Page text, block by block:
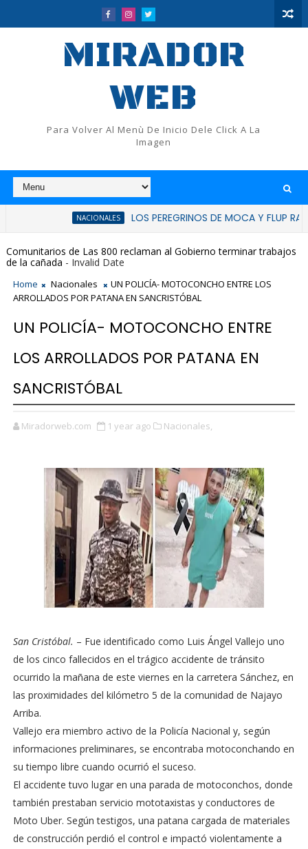
MIRADOR
WEB
Para Volver Al Menù De Inicio Dele Click A La
Imagen
LOS PEREGRINOS DE MOCA Y FLUP RATIFICAN
Comunitarios de Las 800 reclaman al Gobierno terminar trabajos
de la cañada - Invalid Date
Home Nacionales
UN POLICÍA- MOTOCONCHO ENTRE LOS
ARROLLADOS POR PATANA EN SANCRISTÓBAL
UN POLICÍA- MOTOCONCHO ENTRE
LOS ARROLLADOS POR PATANA EN
SANCRISTÓBAL
Miradorweb.com 1 year ago Nacionales,
San Cristóbal. – Fue identificado como Luis Ángel Vallejo uno
de los cinco fallecidos en el trágico accidente de tránsito
ocurrido la mañana de este viernes en la carretera Sánchez, en
las proximidades del kilómetro 5 de la comunidad de Najayo
Arriba.
Vallejo era miembro activo de la Policía Nacional y, según
informaciones preliminares, se encontraba motoconchando en
su tiempo libre cuando ocurrió el suceso.
El accidente tuvo lugar en una parada de motoconchos, donde
también prestaban servicio mototaxistas y conductores de
Moto Uber. Según testigos, una patana cargada de materiales
de construcción perdió el control e impactó violentamente a